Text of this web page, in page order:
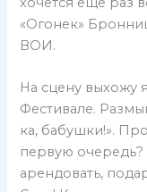
«Огонек»
ВОИ.
На сцену выхожу
Фестивале.
ка, бабушки!».
первую
арендовать,